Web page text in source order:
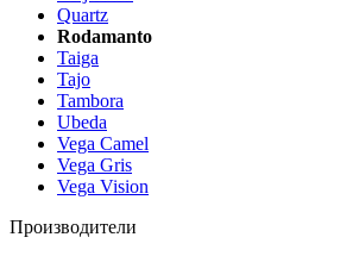
Quartz
Rodamanto
Taiga
Tajo
Tambora
Ubeda
Vega Camel
Vega Gris
Vega Vision
Производители